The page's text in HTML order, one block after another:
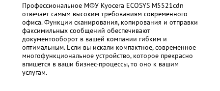
Профессиональное МФУ Kyocera ECOSYS M5521cdn
отвечает самым высоким требованиям современного
офиса. Функции сканирования, копирования и отправки
факсимильных сообщений обеспечивают
документооборот в вашей компании гибким и
оптимальным. Если вы искали компактное, современное
многофункциональное устройство, которое прекрасно
впишется в ваши бизнес-процессы, то оно к вашим
услугам.